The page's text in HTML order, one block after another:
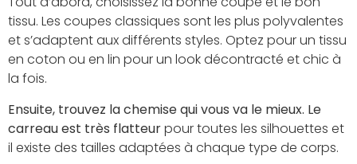
tissu. Les coupes classiques sont les plus polyvalentes
et s’adaptent aux différents styles. Optez pour un tissu
en coton ou en lin pour un look décontracté et chic à
la fois.
Ensuite, trouvez la chemise qui vous va le mieux. Le
carreau est très flatteurpour toutes les silhouettes et
il existe des tailles adaptées à chaque type de corps.